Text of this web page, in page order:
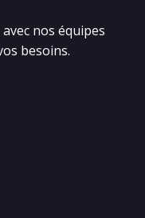
nos équipes
besoins.